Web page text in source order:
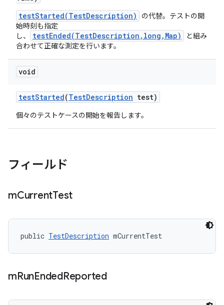
testStarted(TestDescription)
の代替。テストの開
始時刻も指定
し、
testEnded(TestDescription,long,Map)
と組み
合わせて正確な測定を行います。
void
testStarted(TestDescription test)
個々のテストケースの開始を報告します。
フィールド
mCurrentTest
public TestDescription mCurrentTest
mRunEndedReported